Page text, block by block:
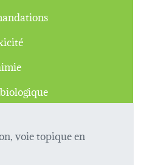
voie topique en